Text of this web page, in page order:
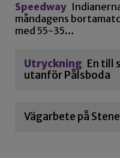
Speedway
måndagens
med 55-35…
Utryckning En till
utanför Pålsboda
Vägarbete på